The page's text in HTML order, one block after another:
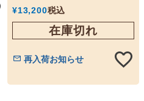
¥13,200税込
在庫切れ
再入荷お知らせ